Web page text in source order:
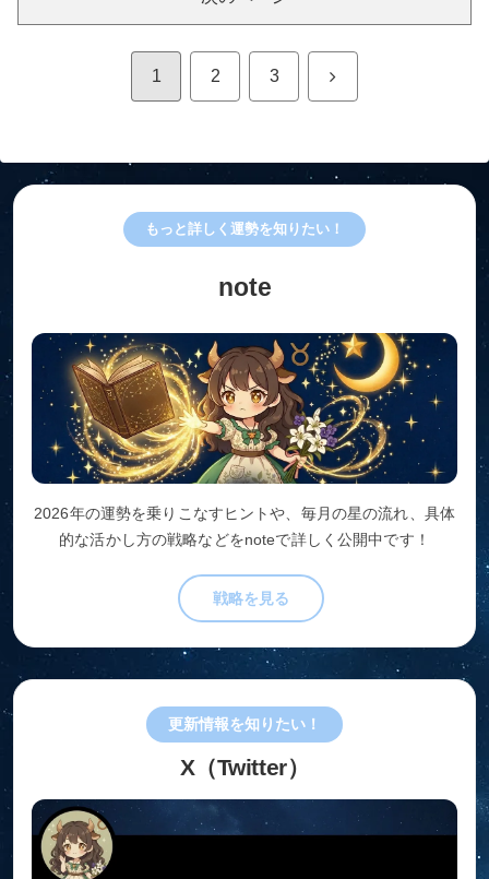
1 2 3 次
もっと詳しく運勢を知りたい！
note
2026年の運勢を乗りこなすヒントや、毎月の星の流れ、具体
的な活かし方の戦略などをnoteで詳しく公開中です！
戦略を見る
更新情報を知りたい！
X（Twitter）